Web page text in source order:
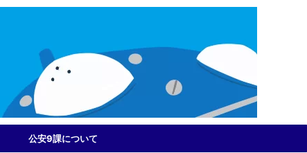
公安9課について